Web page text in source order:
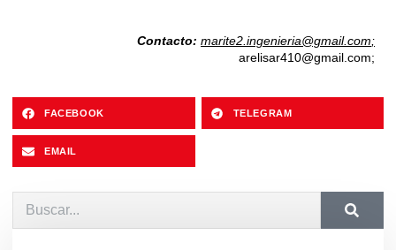
Contacto: marite2.ingenieria@gmail.com;
arelisar410@gmail.com;
FACEBOOK TELEGRAM
EMAIL